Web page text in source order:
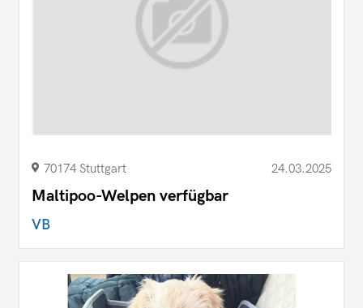
70174 Stuttgart 24.03.2025
Maltipoo-Welpen verfügbar
VB